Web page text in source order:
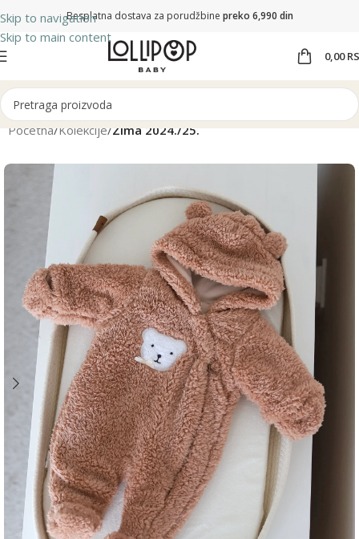
Skip to navigation
Skip to main content
Besplatna dostava za porudžbine preko 6,990 din
0,00
Početna Kolekcije Zima 2024./25.